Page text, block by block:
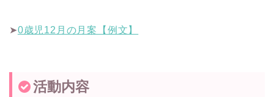
➤0歳児12月の月案【例文】
活動内容